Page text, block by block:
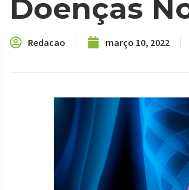
Doenças
Redacao março 10, 2022